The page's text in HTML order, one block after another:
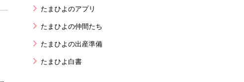
たまひよのアプリ
たまひよの仲間たち
たまひよの出産準備
たまひよ白書